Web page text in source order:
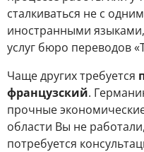
сталкиваться не с
иностранными
услуг бюро переводов
Чаще других требуется
французский.
прочные
области Вы не
потребуется